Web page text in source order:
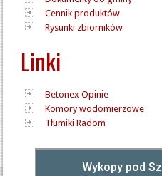
Cennik produktów
Rysunki zbiorników
Linki
Betonex Opinie
Komory wodomierzowe
Tłumiki Radom